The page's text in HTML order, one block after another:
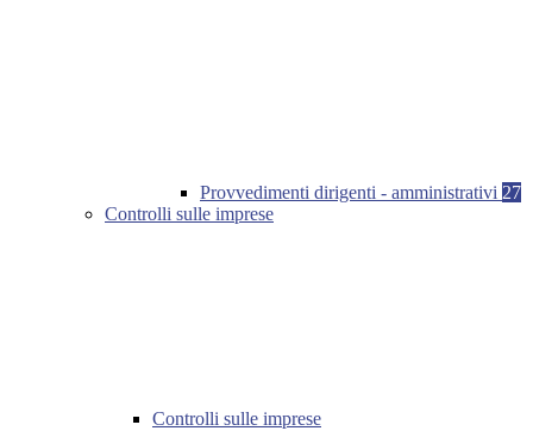
Provvedimenti dirigenti - amministrativi 27
Controlli sulle imprese
Controlli sulle imprese